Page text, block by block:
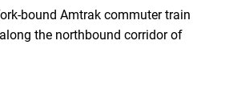
bound Amtrak commuter train
the northbound corridor of